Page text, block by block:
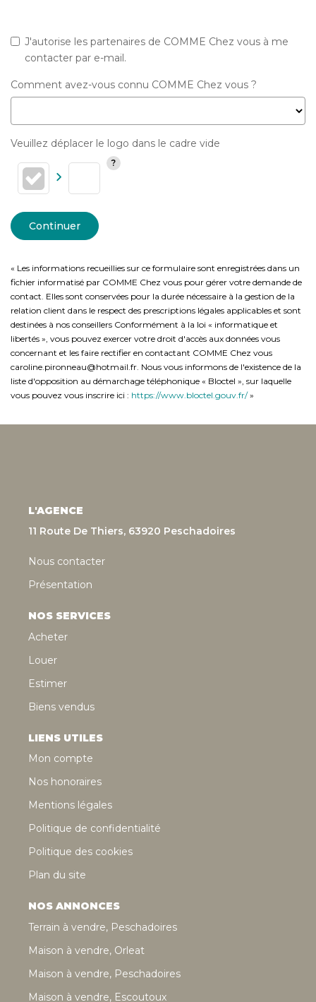
J'autorise les partenaires de COMME Chez vous à me
contacter par e-mail.
Comment avez-vous connu COMME Chez vous ?
Veuillez déplacer le logo dans le cadre vide
Continuer
« Les informations recueillies sur ce formulaire sont enregistrées dans un
fichier informatisé par COMME Chez vous pour gérer votre demande de
contact. Elles sont conservées pour la durée nécessaire à la gestion de la
relation client dans le respect des prescriptions légales applicables et sont
destinées à nos conseillers Conformément à la loi « informatique et
libertés », vous pouvez exercer votre droit d'accès aux données vous
concernant et les faire rectifier en contactant COMME Chez vous
caroline.pironneau@hotmail.fr. Nous vous informons de l'existence de la
liste d'opposition au démarchage téléphonique « Bloctel », sur laquelle
vous pouvez vous inscrire ici : https://www.bloctel.gouv.fr/»
L'AGENCE
11 Route De Thiers, 63920 Peschadoires
Nous contacter
Présentation
NOS SERVICES
Acheter
Louer
Estimer
Biens vendus
LIENS UTILES
Mon compte
Nos honoraires
Mentions légales
Politique de confidentialité
Politique des cookies
Plan du site
NOS ANNONCES
Terrain à vendre, Peschadoires
Maison à vendre, Orleat
Maison à vendre, Peschadoires
Maison à vendre, Escoutoux